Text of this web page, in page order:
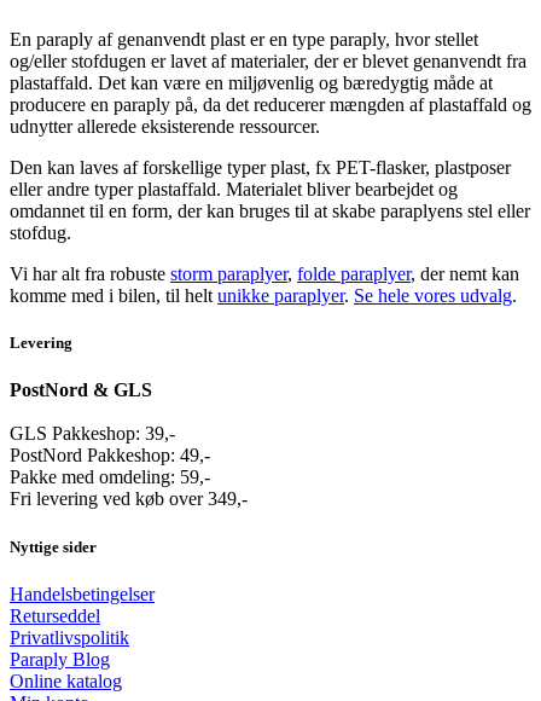
En paraply af genanvendt plast er en type paraply, hvor stellet
og/eller stofdugen er lavet af materialer, der er blevet genanvendt fra
plastaffald. Det kan være en miljøvenlig og bæredygtig måde at
producere en paraply på, da det reducerer mængden af plastaffald og
udnytter allerede eksisterende ressourcer.
Den kan laves af forskellige typer plast, fx PET-flasker, plastposer
eller andre typer plastaffald. Materialet bliver bearbejdet og
omdannet til en form, der kan bruges til at skabe paraplyens stel eller
stofdug.
Vi har alt fra robuste storm paraplyer, folde paraplyer, der nemt kan
komme med i bilen, til helt unikke paraplyer. Se hele vores udvalg.
Levering
PostNord & GLS
GLS Pakkeshop: 39,-
PostNord Pakkeshop: 49,-
Pakke med omdeling: 59,-
Fri levering ved køb over 349,-
Nyttige sider
Handelsbetingelser
Returseddel
Privatlivspolitik
Paraply Blog
Online katalog